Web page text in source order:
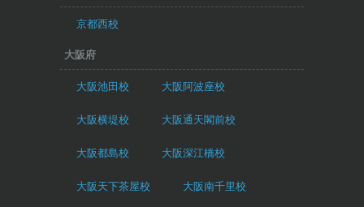
京都西校
大阪府
大阪池田校 大阪阿波座校
大阪横堤校 大阪通天閣前校
大阪都島校 大阪深江橋校
大阪天下茶屋校 大阪南千里校